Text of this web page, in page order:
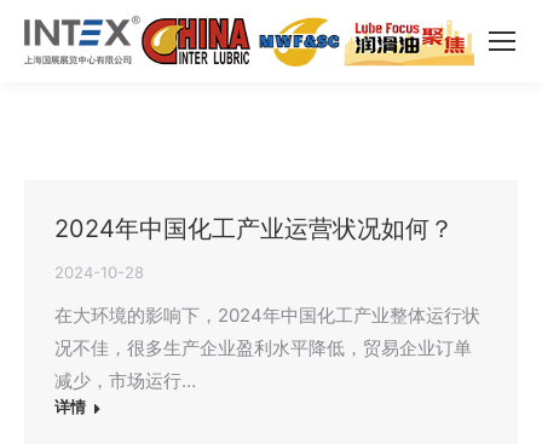
2024年中国化工产业运营状况如何？
2024-10-28
在大环境的影响下，2024年中国化工产业整体运行状
况不佳，很多生产企业盈利水平降低，贸易企业订单
减少，市场运行…
详情